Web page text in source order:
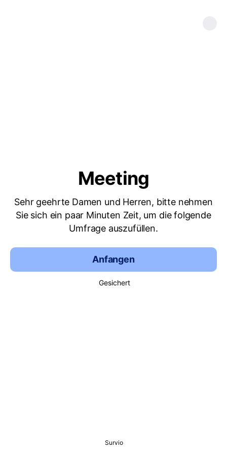
Meeting
Sehr geehrte Damen und Herren, bitte nehmen
Sie sich ein paar Minuten Zeit, um die folgende
Umfrage auszufüllen.
Anfangen
Gesichert
Survio